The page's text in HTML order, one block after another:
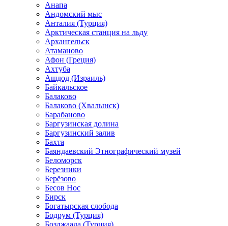
Анапа
Андомский мыс
Анталия (Турция)
Арктическая станция на льду
Архангельск
Атаманово
Афон (Греция)
Ахтуба
Ашдод (Израиль)
Байкальское
Балаково
Балаково (Хвалынск)
Барабаново
Баргузинская долина
Баргузинский залив
Бахта
Баяндаевский Этнографический музей
Беломорск
Березники
Берёзово
Бесов Нос
Бирск
Богатырская слобода
Бодрум (Турция)
Бозджаада (Турция)